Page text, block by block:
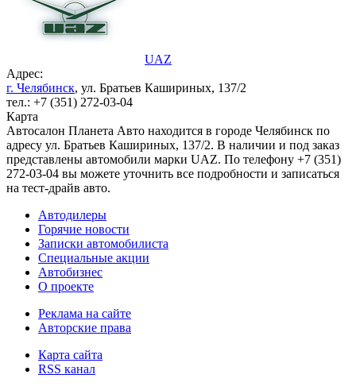
UAZ
Адрес:
г. Челябинск, ул. Братьев Кашириных, 137/2
тел.: +7 (351) 272-03-04
Карта
Автосалон Планета Авто находится в городе Челябинск по
адресу ул. Братьев Кашириных, 137/2. В наличии и под заказ
представлены автомобили марки UAZ. По телефону +7 (351)
272-03-04 вы можете уточнить все подробности и записаться
на тест-драйв авто.
Автодилеры
Горячие новости
Записки автомобилиста
Специальные акции
Автобизнес
О проекте
Реклама на сайте
Авторские права
Карта сайта
RSS канал